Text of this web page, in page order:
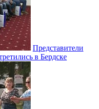
Представители
в Бердске